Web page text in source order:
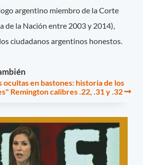
argentino miembro de la Corte
de la Nación entre 2003 y 2014),
ciudadanos argentinos honestos.
ocultas en bastones: historia de los
Remington calibres .22, .31 y .32